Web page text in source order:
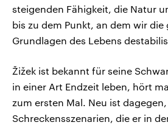
steigenden Fähigkeit, die Natur
bis zu dem Punkt, an dem wir die
Grundlagen des Lebens
Žižek ist bekannt für seine
in einer Art Endzeit leben, hört
zum ersten Mal. Neu ist
Schreckensszenarien, die er in